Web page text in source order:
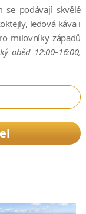
se podávají skvělé
ledová káva i
milovníky západů
oběd 12:00–16:00,